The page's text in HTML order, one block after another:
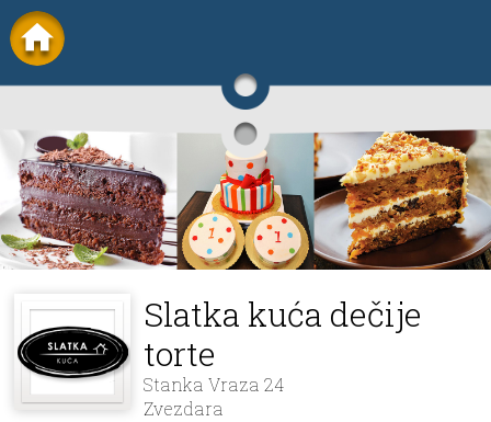
Slatka kuća dečije
torte
Stanka Vraza 24
Zvezdara